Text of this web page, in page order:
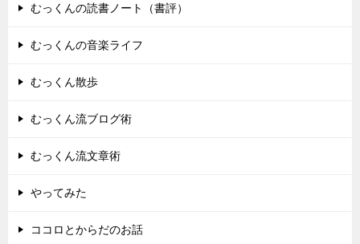
むっくんの読書ノート（書評）
むっくんの音楽ライフ
むっくん散歩
むっくん流ブログ術
むっくん流文章術
やってみた
ココロとからだのお話